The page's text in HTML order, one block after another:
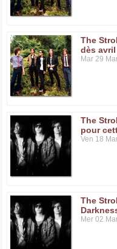
The
dès avril
Mar 29
The
pour
Ven 18
The
Mer 02